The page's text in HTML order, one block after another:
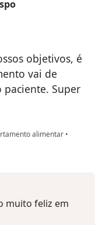
objetivos, é
vai de
paciente. Super
alimentar •
Crespo
muito feliz em